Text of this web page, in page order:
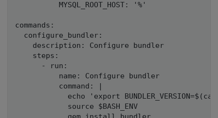
          MYSQL_ROOT_HOST: '%'
commands:
  configure_bundler:
    description: Configure bundler
    steps:
      - run:
          name: Configure bundler
          command: |
echo 'export
            source $BASH_ENV